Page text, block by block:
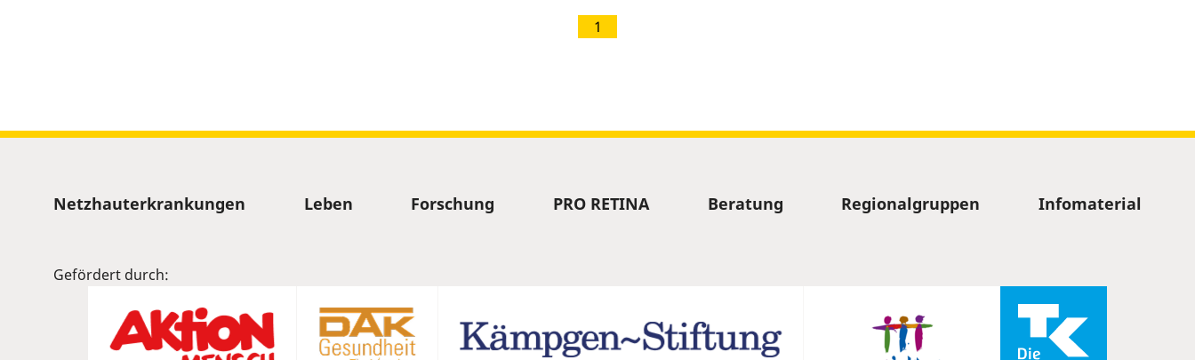
1
Sitemap
Netzhauterkrankungen Leben Forschung PRO RETINA Beratung Regionalgruppen Infomaterial
Gefördert durch: